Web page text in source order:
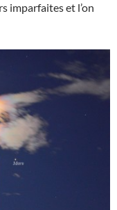
imparfaites et l’on